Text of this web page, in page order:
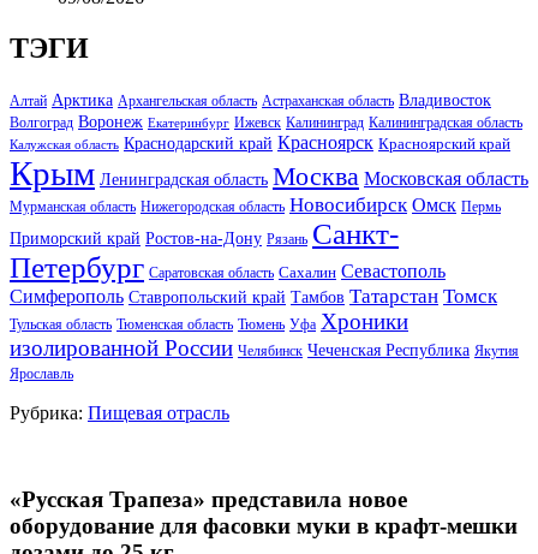
ТЭГИ
Алтай Арктика Архангельская область Астраханская область Владивосток
Волгоград Воронеж Екатеринбург Ижевск Калининград Калининградская область
Калужская область Краснодарский край Красноярск Красноярский край
Крым Ленинградская область Москва Московская область
Мурманская область Нижегородская область Новосибирск Омск Пермь
Приморский край Ростов-на-Дону Рязань Санкт-
Петербург Саратовская область Сахалин Севастополь
Симферополь Ставропольский край Тамбов Татарстан Томск
Тульская область Тюменская область Тюмень Уфа Хроники
изолированной России Челябинск Чеченская Республика Якутия
Ярославль
Рубрика: Пищевая отрасль
«Русская Трапеза» представила новое
оборудование для фасовки муки в крафт-мешки